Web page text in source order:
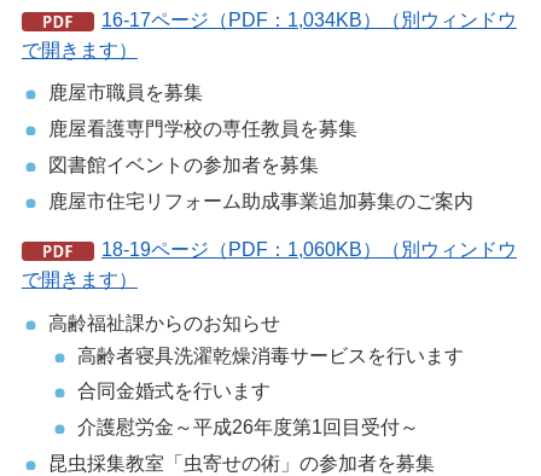
16-17ページ（PDF：1,034KB）（別ウィンドウ
で開きます）
鹿屋市職員を募集
鹿屋看護専門学校の専任教員を募集
図書館イベントの参加者を募集
鹿屋市住宅リフォーム助成事業追加募集のご案内
18-19ページ（PDF：1,060KB）（別ウィンドウ
で開きます）
高齢福祉課からのお知らせ
高齢者寝具洗濯乾燥消毒サービスを行います
合同金婚式を行います
介護慰労金～平成26年度第1回目受付～
昆虫採集教室「虫寄せの術」の参加者を募集